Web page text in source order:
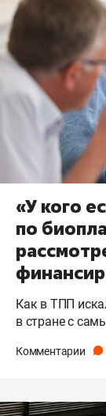
«У кого
по
Как в ТПП
в стране с
Комментарии